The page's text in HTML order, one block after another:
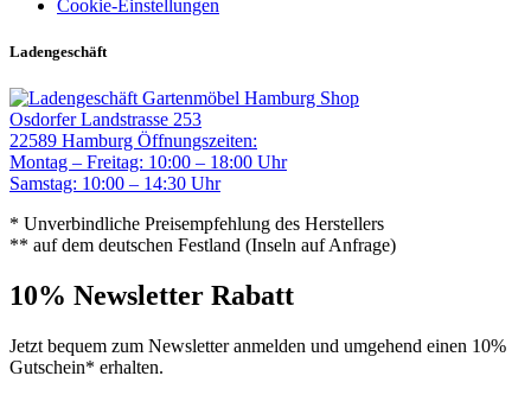
Cookie-Einstellungen
Ladengeschäft
Gartenmöbel Hamburg Shop
Osdorfer Landstrasse 253
22589 Hamburg Öffnungszeiten:
Montag – Freitag: 10:00 – 18:00 Uhr
Samstag: 10:00 – 14:30 Uhr
* Unverbindliche Preisempfehlung des Herstellers
** auf dem deutschen Festland (Inseln auf Anfrage)
10% Newsletter Rabatt
Jetzt bequem zum Newsletter anmelden und umgehend einen 10%
Gutschein* erhalten.